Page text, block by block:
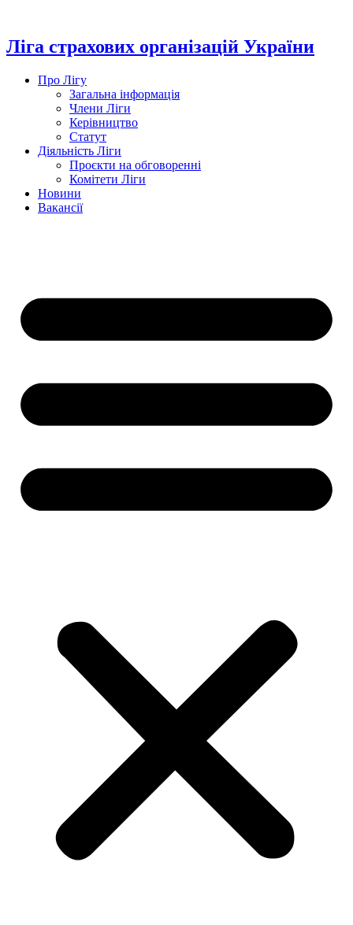
вмісту
Ліга страхових організацій України
Про Лігу
Загальна інформація
Члени Ліги
Керівництво
Статут
Діяльність Ліги
Проєкти на обговоренні
Комітети Ліги
Новини
Вакансії